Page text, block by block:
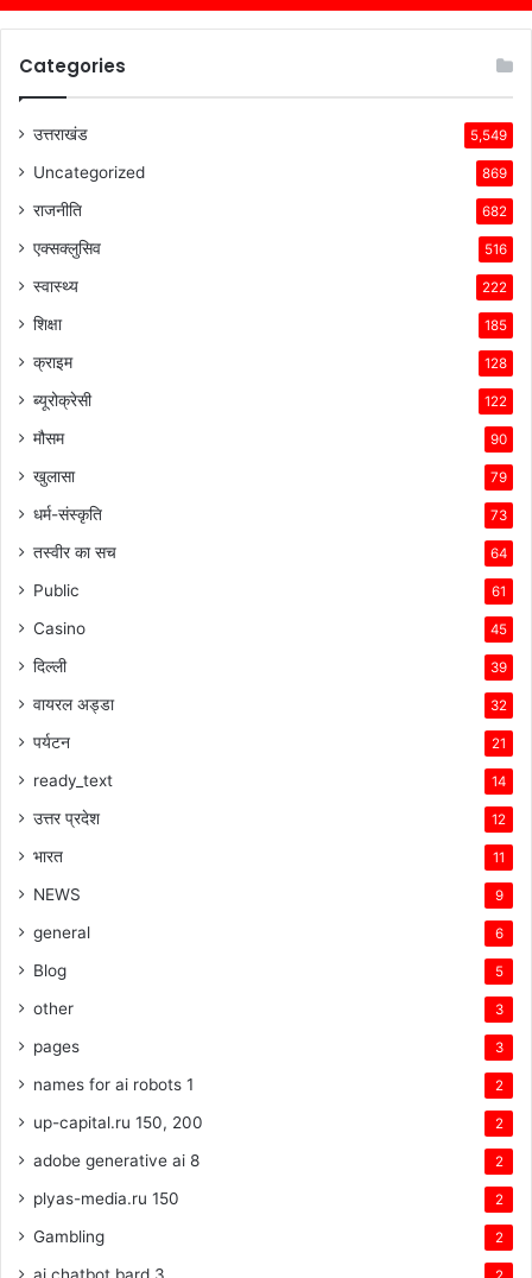
Categories
उत्तराखंड 5,549
Uncategorized 869
राजनीति 682
एक्सक्लुसिव 516
स्वास्थ्य 222
शिक्षा 185
क्राइम 128
ब्यूरोक्रेसी 122
मौसम 90
खुलासा 79
धर्म-संस्कृति 73
तस्वीर का सच 64
Public 61
Casino 45
दिल्ली 39
वायरल अड्डा 32
पर्यटन 21
ready_text 14
उत्तर प्रदेश 12
भारत 11
NEWS 9
general 6
Blog 5
other 3
pages 3
names for ai robots 1 2
up-capital.ru 150, 200 2
adobe generative ai 8 2
plyas-media.ru 150 2
Gambling 2
ai chatbot bard 3